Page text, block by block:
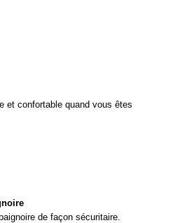
et confortable quand vous êtes
de façon sécuritaire.